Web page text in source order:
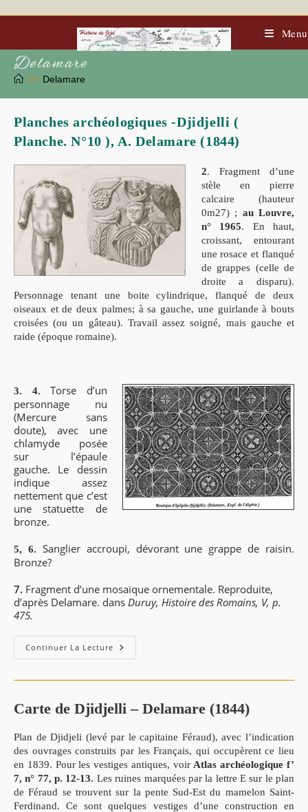
to
Menu
Delamare
>> Delamare
Planches archéologiques -Djidjelli (
Planche. N°10 ), A. Delamare (1844)
2. Fragment d’une
stèle en pierre
calcaire (hauteur
0m27) ; au Louvre,
n° 1965. En haut,
croissant, entourant
une rosace et flanqué
de grappes (celle de
droite a disparu).
Personnage tenant une boite cylindrique, flanqué de deux
oiseaux et de deux palmes; à sa gauche, une guirlande à bouts
croisées (ou un gâteau). Travail assez soigné, mais gauche et
raide (époque romaine).
3. 4.
Torse d’un
personnage nu
(Mercure sans
doute), avec une
chlamyde posée
sur l’épaule
gauche. Le dessin
indique assez
nettement que c’est
une statuette de
bronze.
5, 6.
Sanglier accroupi, dévorant une grappe de raisin.
Bronze?
7. Fragment d’une mosaïque ornementale. Reproduite,
d’après Delamare. dans Duruy, Histoire des Romains, V, p.
475.
Continuer La Lecture Planches
Archéologiques
N°10
),
Delamare
(1844)
Carte de Djidjelli – Delamare (1844)
Plan de Djidjeli (levé par le capitaine Féraud), avec l’indication
des ouvrages construits par les Français, qui occupèrent ce lieu
en 1839. Pour les vestiges antiques, voir Atlas archéologique f’
7, n° 77, p. 12-13. Les ruines marquées par la lettre E sur le plan
de Féraud se trouvent sur la pente Sud-Est du mamelon Saint-
Ferdinand. Ce sont quelques vestiges d’une construction en